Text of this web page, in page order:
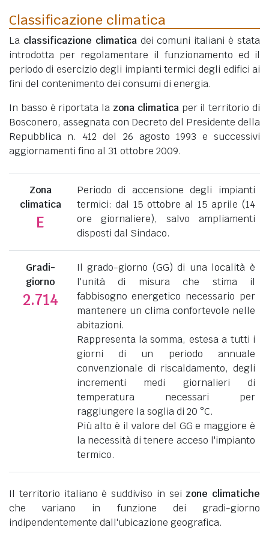
Classificazione climatica
La classificazione climaticadei comuni italiani è stata
introdotta per regolamentare il funzionamento ed il
periodo di esercizio degli impianti termici degli edifici ai
fini del contenimento dei consumi di energia.
In basso è riportata la zona climaticaper il territorio di
Bosconero, assegnata con Decreto del Presidente della
Repubblica n. 412 del 26 agosto 1993 e successivi
aggiornamenti fino al 31 ottobre 2009.
Zona
climatica
E
Periodo di accensione degli impianti
termici: dal 15 ottobre al 15 aprile (14
ore giornaliere), salvo ampliamenti
disposti dal Sindaco.
Gradi-
giorno
2.714
Il grado-giorno (GG) di una località è
l'unità di misura che stima il
fabbisogno energetico necessario per
mantenere un clima confortevole nelle
abitazioni.
Rappresenta la somma, estesa a tutti i
giorni di un periodo annuale
convenzionale di riscaldamento, degli
incrementi medi giornalieri di
temperatura necessari per
raggiungere la soglia di 20 °C.
Più alto è il valore del GG e maggiore è
la necessità di tenere acceso l'impianto
termico.
Il territorio italiano è suddiviso in sei zone climatiche
che variano in funzione dei gradi-giorno
indipendentemente dall'ubicazione geografica.